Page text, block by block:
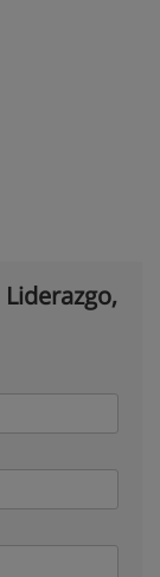
Liderazgo,